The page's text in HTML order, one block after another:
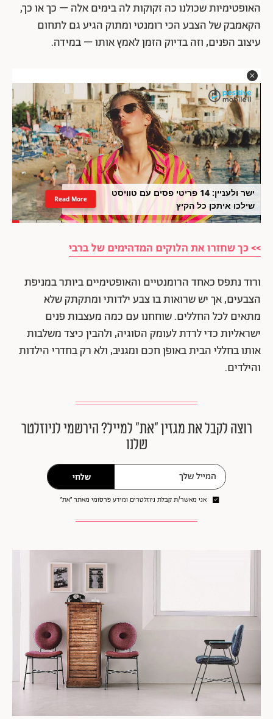
האופטימיות שכולנו כה זקוקות לה בימים אלה – כך או כך,
הקאמבק של הצבע הכי רומנטי ומתוק הגיע גם לתחום
עיצוב הפנים, וזה בדיוק הזמן לאמץ אותו – במידה.
ישר ולעניין: 14 פריטי פסים עם טוויסט
שילכו איתכן כל הקיץ
Read More
>> כך שחזרו את הלוקים המדהימים של ברבי
ורוד נתפס כאחד הרומנטיים והאופטימיים ביותר במניפת
הצבעים, אך יש שרואות בו צבע ילדותי ומתקתק שלא
מתאים לכל החללים. שוחחנו עם כמה מעצבות פנים
ישראליות כדי לרדת לעומק הסוגיה, ולהבין כיצד משלבות
אותו בחללי הבית באופן חכם ומגניב, ולא רק בחדרי הילדות
והילדים.
רוצה לקבל את מגזין ״את״ למייל? הירשמי לניוזלטר
שלנו
שלחי
אני מאשר/ת קבלת ניוזלטרים ומידע פרסומי מאתר ״את״